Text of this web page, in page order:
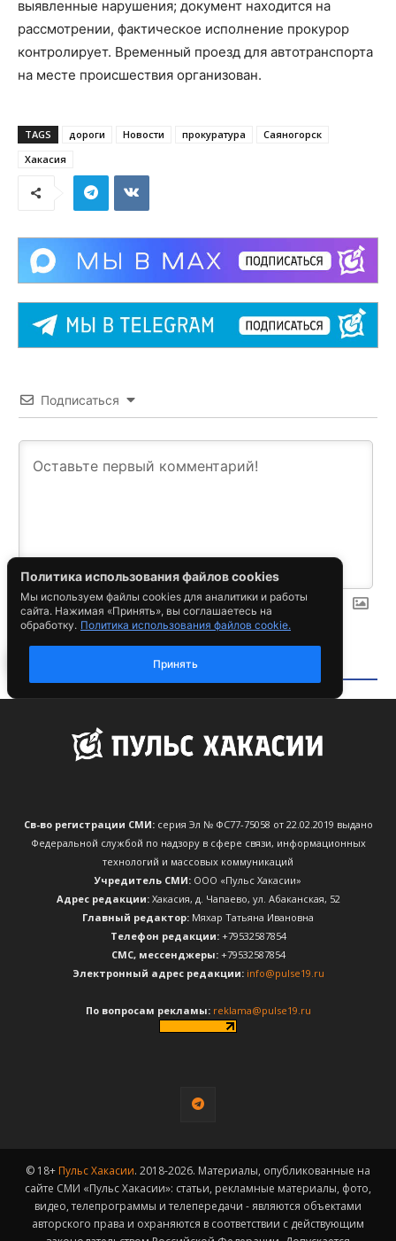
Св-во регистрации СМИ:серия Эл № ФС77-75058 от 22.02.2019 выдано
Федеральной службой по надзору в сфере связи, информационных
технологий и массовых коммуникаций
Учредитель СМИ: ООО «Пульс Хакасии»
Адрес редакции:Хакасия, д. Чапаево, ул. Абаканская, 52
Главный редактор: Мяхар Татьяна Ивановна
Телефон редакции:+79532587854
CМС, мессенджеры:+79532587854
Электронный адрес редакции: info@pulse19.ru
По вопросам рекламы: reklama@pulse19.ru
© 18+ Пульс Хакасии. 2018-2026. Материалы, опубликованные на
сайте СМИ «Пульс Хакасии»: статьи, рекламные материалы, фото,
видео, телепрограммы и телепередачи - являются объектами
авторского права и охраняются в соответствии с действующим